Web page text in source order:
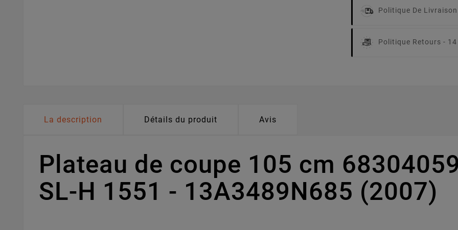
Politique De Livraison
Politique Retours -
La description Détails du produit Avis
Plateau de coupe 105 cm
SL-H 1551 - 13A3489N685 (2007)